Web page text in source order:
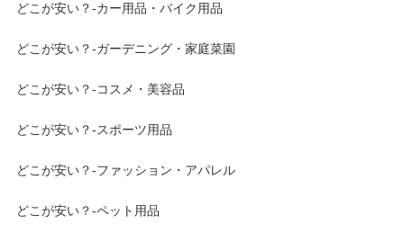
どこが安い？-カー用品・バイク用品
どこが安い？-ガーデニング・家庭菜園
どこが安い？-コスメ・美容品
どこが安い？-スポーツ用品
どこが安い？-ファッション・アパレル
どこが安い？-ペット用品